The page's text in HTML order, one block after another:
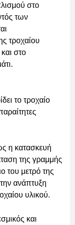
στο
των
τροχαίου
στο
το τροχαίο
η κατασκευή
της γραμμής
του μετρό της
ανάπτυξη
υλικού.
και